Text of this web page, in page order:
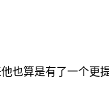
他也算是有了一个